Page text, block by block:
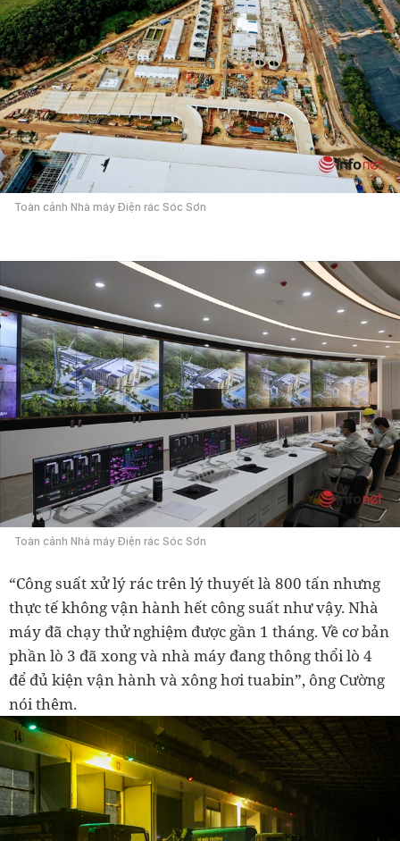
Toàn cảnh Nhà máy Điện rác Sóc Sơn
Toàn cảnh Nhà máy Điện rác Sóc Sơn
“Công suất xử lý rác trên lý thuyết là 800 tấn nhưng
thực tế không vận hành hết công suất như vậy. Nhà
máy đã chạy thử nghiệm được gần 1 tháng. Về cơ bản
phần lò 3 đã xong và nhà máy đang thông thổi lò 4
để đủ kiện vận hành và xông hơi tuabin”, ông Cường
nói thêm.